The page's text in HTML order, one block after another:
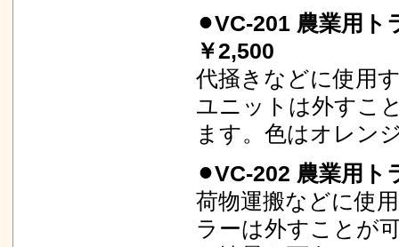
⚫︎VC-201 農業用
￥2,500
代掻きなどに使用
ユニットは外すこ
ます。色はオレン
⚫︎VC-202 農業用
荷物運搬などに使
ラーは外すことが